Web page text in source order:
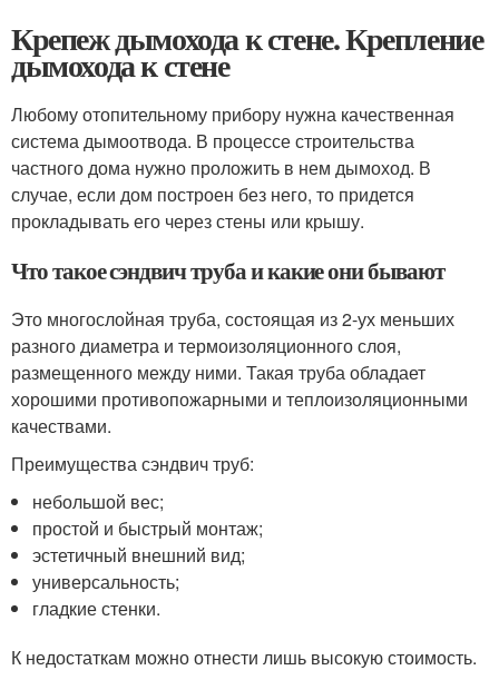
Крепеж дымохода к стене. Крепление
дымохода к стене
Любому отопительному прибору нужна качественная
система дымоотвода. В процессе строительства
частного дома нужно проложить в нем дымоход. В
случае, если дом построен без него, то придется
прокладывать его через стены или крышу.
Что такое сэндвич труба и какие они бывают
Это многослойная труба, состоящая из 2-ух меньших
разного диаметра и термоизоляционного слоя,
размещенного между ними. Такая труба обладает
хорошими противопожарными и теплоизоляционными
качествами.
Преимущества сэндвич труб:
небольшой вес;
простой и быстрый монтаж;
эстетичный внешний вид;
универсальность;
гладкие стенки.
К недостаткам можно отнести лишь высокую стоимость.